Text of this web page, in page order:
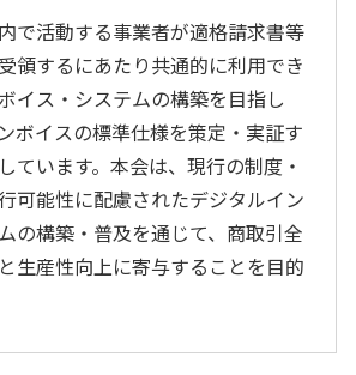
で活動する事業者が適格請求書等
領するにあたり共通的に利用でき
イス・システムの構築を目指し
ボイスの標準仕様を策定・実証す
ています。本会は、現行の制度・
可能性に配慮されたデジタルイン
の構築・普及を通じて、商取引全
生産性向上に寄与することを目的